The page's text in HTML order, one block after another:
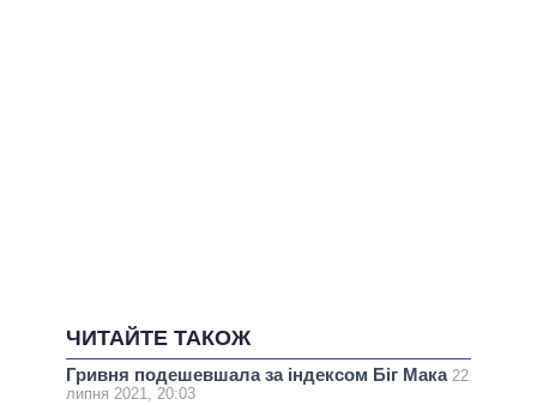
ЧИТАЙТЕ ТАКОЖ
Гривня подешевшала за індексом Біг Мака 22
липня 2021, 20:03